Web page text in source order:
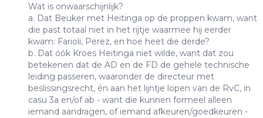
Wat is onwaarschijnlijk?
a. Dat Beuker met Heitinga op de proppen kwam, want
die past totaal niet in het rijtje waarmee hij eerder
kwam: Farioli, Perez, en hoe heet die derde?
b. Dat óók Kroes Heitinga niet wilde, want dat zou
betekenen dat de AD en de FD de gehele technische
leiding passeren, waaronder de directeur met
beslissingsrecht, én aan het lijntje lopen van de RvC, in
casu 3a en/of ab - want die kunnen formeel alleen
iemand aandragen, of iemand afkeuren/goedkeuren -